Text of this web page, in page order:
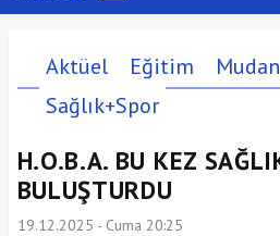
Aktüel Eğitim
Sağlık+Spor
H.O.B.A. BU KEZ
BULUŞTURDU
19.12.2025 - Cuma 20:25